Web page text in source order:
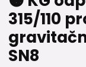
315/110
SN8